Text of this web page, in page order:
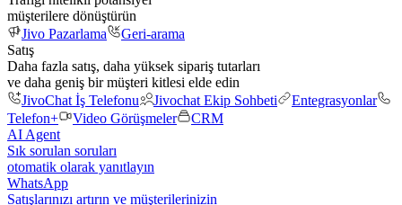
müşterilere dönüştürün
Jivo Pazarlama
Geri-arama
Satış
Daha fazla satış, daha yüksek sipariş tutarları
ve daha geniş bir müşteri kitlesi elde edin
JivoChat İş Telefonu
Jivochat Ekip Sohbeti
Entegrasyonlar
Telefon+
Video Görüşmeler
CRM
AI Agent
Sık sorulan soruları
otomatik olarak yanıtlayın
WhatsApp
Satışlarınızı artırın ve müşterilerinizin